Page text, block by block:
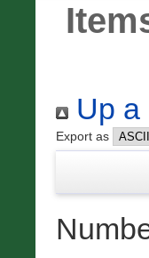
Up a
Export as